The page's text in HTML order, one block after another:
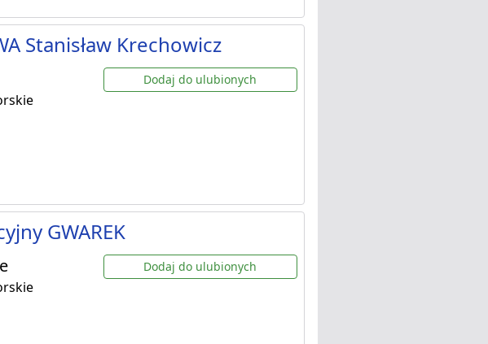
Stanisław Krechowicz
Dodaj do ulubionych
GWAREK
Dodaj do ulubionych